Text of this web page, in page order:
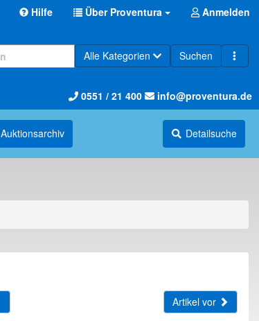
Hilfe Über Proventura Anmelden
Alle Kategorien Suchen
0551 / 21 400 info@proventura.de
Auktions­archiv Detailsuche
Artikel vor